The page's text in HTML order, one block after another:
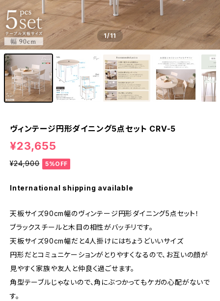
1/11
ヴィンテージ円形ダイニング5点セット CRV-5
¥23,655
¥24,900 5%OFF
International shipping available
天板サイズ90cm幅のヴィンテージ円形ダイニング5点セット！
ブラックスチールと木目の相性がバッチリです。
天板サイズ90cm幅だと4人掛けにはちょうどいいサイズ
円形だとコミュニケーションがとりやすくなるので、お互いの顔が
見やすく家族や友人と仲良く過ごせます。
角型テーブルじゃないので、角にぶつかってもケガの心配がないで
す。